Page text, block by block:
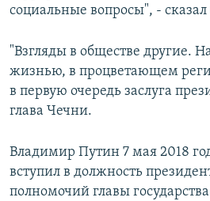
социальные вопросы", -
"Взгляды в обществе другие.
жизнью, в процветающем
в первую очередь заслуга
глава Чечни.
Владимир Путин 7 мая 2018
вступил в должность
полномочий главы